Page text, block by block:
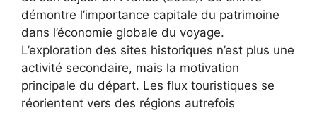
démontre l’importance capitale du patrimoine
dans l’économie globale du voyage.
L’exploration des sites historiques n’est plus une
activité secondaire, mais la motivation
principale du départ. Les flux touristiques se
réorientent vers des régions autrefois